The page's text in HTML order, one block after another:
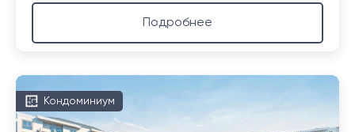
Подробнее
Кондоминиум